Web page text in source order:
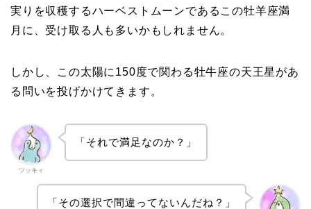
実りを収穫するハーベストムーンであるこの牡羊座満
月に、受け取る人も多いかもしれません。
しかし、この太陽に150度で関わる牡牛座の天王星があ
る問いを投げかけてきます。
ツッキィ
「それで満足なのか？」
「その選択で間違ってないんだね？」